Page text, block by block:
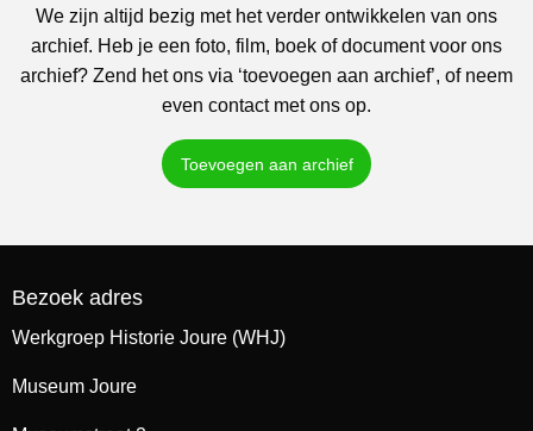
We zijn altijd bezig met het verder ontwikkelen van ons
archief. Heb je een foto, film, boek of document voor ons
archief? Zend het ons via ‘toevoegen aan archief’, of neem
even contact met ons op.
Toevoegen aan archief
Bezoek adres
Werkgroep Historie Joure (WHJ)
Museum Joure